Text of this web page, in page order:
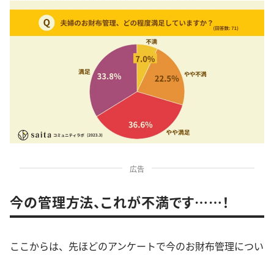
広告
今の管理方法、これが不満です……！
ここからは、先ほどのアンケートで今のお財布管理につい